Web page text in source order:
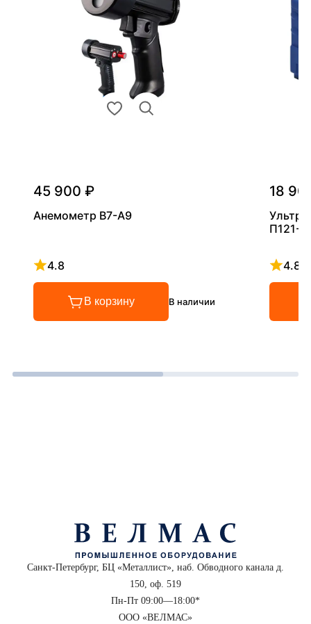
45 900 ₽
Анемометр В7-А9
4.8
Рейтинг 4.8 из 5
В корзину В наличии
18
П121-
4.8
Санкт-Петербург, БЦ «Металлист», наб. Обводного канала д.
150, оф. 519
Пн-Пт 09:00—18:00*
ООО «ВЕЛМАС»